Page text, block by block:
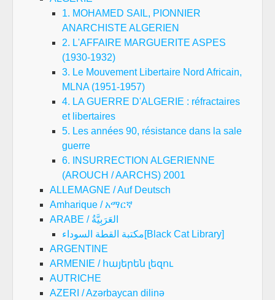
1. MOHAMED SAIL, PIONNIER
ANARCHISTE ALGERIEN
2. L'AFFAIRE MARGUERITE ASPES
(1930-1932)
3. Le Mouvement Libertaire Nord Africain,
MLNA (1951-1957)
4. LA GUERRE D'ALGERIE : réfractaires
et libertaires
5. Les années 90, résistance dans la sale
guerre
6. INSURRECTION ALGERIENNE
(AROUCH / AARCHS) 2001
ALLEMAGNE / Auf Deutsch
Amharique / አማርኛ
ARABE / العَرَبِيَّةُ
مكتبة القطة السوداء[Black Cat Library]
ARGENTINE
ARMENIE / հայերեն լեզու
AUTRICHE
AZERI / Azərbaycan dilinə